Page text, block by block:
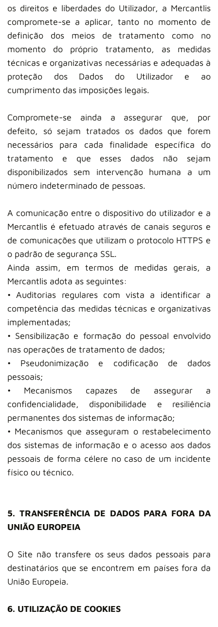
os direitos e liberdades do Utilizador, a Mercantlis
compromete-se a aplicar, tanto no momento de
definição dos meios de tratamento como no
momento do próprio tratamento, as medidas
técnicas e organizativas necessárias e adequadas à
proteção dos Dados do Utilizador e ao
cumprimento das imposições legais.
Compromete-se ainda a assegurar que, por
defeito, só sejam tratados os dados que forem
necessários para cada finalidade específica do
tratamento e que esses dados não sejam
disponibilizados sem intervenção humana a um
número indeterminado de pessoas.
A comunicação entre o dispositivo do utilizador e a
Mercantlis é efetuado através de canais seguros e
de comunicações que utilizam o protocolo HTTPS e
o padrão de segurança SSL.
Ainda assim, em termos de medidas gerais, a
Mercantlis adota as seguintes:
• Auditorias regulares com vista a identificar a
competência das medidas técnicas e organizativas
implementadas;
• Sensibilização e formação do pessoal envolvido
nas operações de tratamento de dados;
• Pseudonimização e codificação de dados
pessoais;
• Mecanismos capazes de assegurar a
confidencialidade, disponibilidade e resiliência
permanentes dos sistemas de informação;
• Mecanismos que asseguram o restabelecimento
dos sistemas de informação e o acesso aos dados
pessoais de forma célere no caso de um incidente
físico ou técnico.
5. TRANSFERÊNCIA DE DADOS PARA FORA DA
UNIÃO EUROPEIA
O Site não transfere os seus dados pessoais para
destinatários que se encontrem em países fora da
União Europeia.
6. UTILIZAÇÃO DE COOKIES